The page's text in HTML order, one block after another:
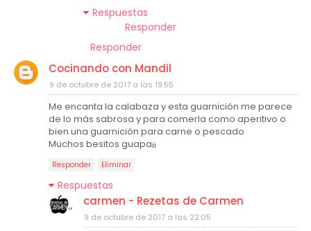
Respuestas
Responder
Responder
Cocinando con Mandil
9 de octubre de 2017 a las 19:55
Me encanta la calabaza y esta guarnición me parece
de lo más sabrosa y para comerla como aperitivo o
bien una guarnición para carne o pescado
Muchos besitos guapa¡¡
Responder Eliminar
Respuestas
carmen - Rezetas de Carmen
9 de octubre de 2017 a las 22:05